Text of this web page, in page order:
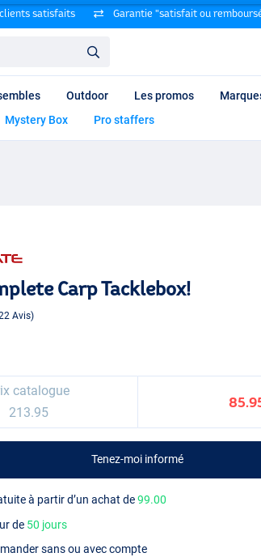
satisfaits Garantie "satisfait ou
Outdoor Les promos
Mystery Box Pro staffers
Carp Tacklebox!
Avis)
catalogue
213.95
Tenez-moi informé
à partir d’un achat de99.00
de 50 jours
sans ou avec compte